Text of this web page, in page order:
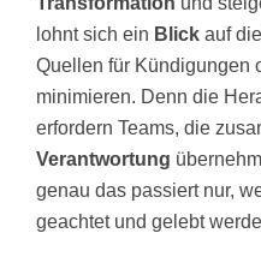
lohnt sich ein Blick auf
Quellen für Kündigungen
minimieren. Denn die
erfordern Teams, die
Verantwortung
genau das passiert nur,
geachtet und gelebt